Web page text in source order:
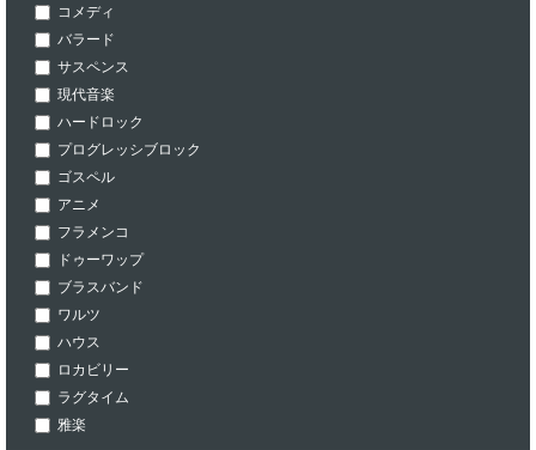
コメディ
バラード
サスペンス
現代音楽
ハードロック
プログレッシブロック
ゴスペル
アニメ
フラメンコ
ドゥーワップ
ブラスバンド
ワルツ
ハウス
ロカビリー
ラグタイム
雅楽